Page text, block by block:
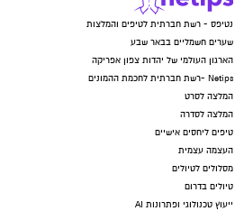
נטיפס - רשת חברתית לטיפים והמלצות
שערים חשמליים בבאר שבע
הארגון העולמי של יהדות צפון אפריקה
Netips -רשת חברתית לחכמת ההמונים
המלצה לסרט
המלצה לסדרה
טיפים ליחסים אישיים
העצמה עצמית
מסלולים לטיולים
טיולים בדרום
ייעוץ טכנולוגי ופתרונות AI